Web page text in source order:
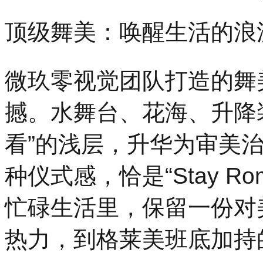
顶级舞美：唤醒生活的浪
微玖零视觉团队打造的
撼。水舞台、花海、升
看”的浅层，升华为审美
种仪式感，恰是“Stay
忙碌生活里，保留一份
热力，到格莱美班底加